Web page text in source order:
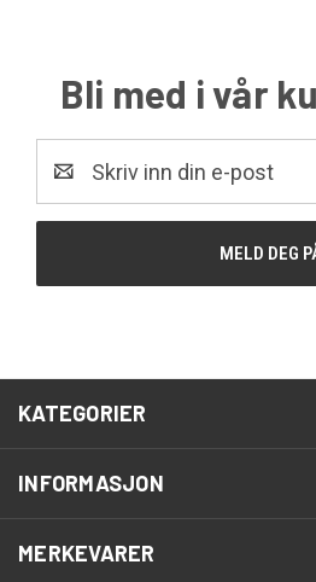
Bli med i vår
KATEGORIER
INFORMASJON
MERKEVARER